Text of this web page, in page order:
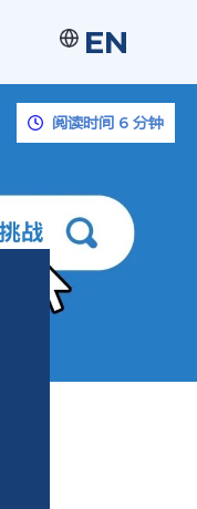
EN
阅读时间 6 分钟